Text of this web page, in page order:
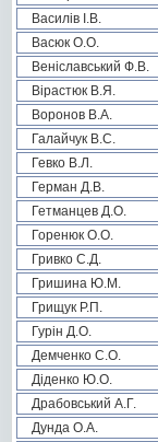
Василів І.В.
Васюк О.О.
Веніславський Ф.В.
Вірастюк В.Я.
Воронов В.А.
Галайчук В.С.
Гевко В.Л.
Герман Д.В.
Гетманцев Д.О.
Горенюк О.О.
Гривко С.Д.
Гришина Ю.М.
Грищук Р.П.
Гурін Д.О.
Демченко С.О.
Діденко Ю.О.
Драбовський А.Г.
Дунда О.А.